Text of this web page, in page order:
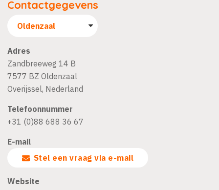
Contactgegevens
Adres
Zandbreeweg 14 B
7577 BZ Oldenzaal
Overijssel, Nederland
Telefoonnummer
+31 (0)88 688 36 67
E-mail
Stel een vraag via e-mail
Website